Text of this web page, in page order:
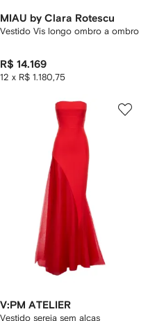
MIAU by Clara Rotescu
Vestido Vis longo ombro a ombro
R$ 14.169
12 x R$ 1.180,75
V:PM ATELIER
Vestido sereia sem alças